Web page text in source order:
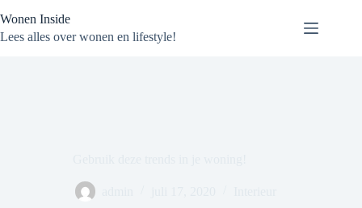
naar
de
Wonen Inside
Lees alles over wonen en lifestyle!